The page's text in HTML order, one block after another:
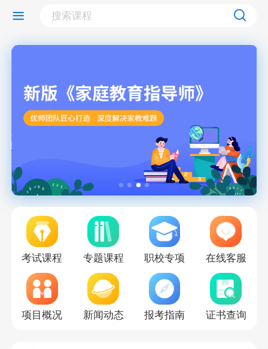
考试课程 专题课程 职校专项 在线客服
项目概况 新闻动态 报考指南 证书查询